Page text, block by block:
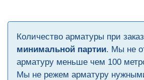
Количество арматуры при
минимальной партии. Мы не
арматуру меньше чем 100
Мы не режем арматуру